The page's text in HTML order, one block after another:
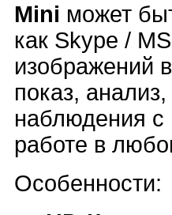
Mini может
как Skype /
изображений
показ,
наблюдения с
работе в
Особенности: